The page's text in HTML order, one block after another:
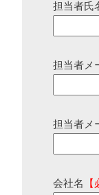
担当者氏
担当者メ
担当者メ
会社名 【